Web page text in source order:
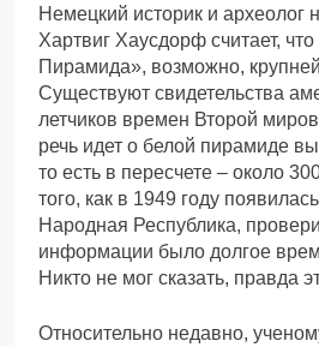
Немецкий историк и археолог
Хартвиг Хаусдорф считает,
Пирамида», возможно,
Существуют свидетельства
летчиков времен Второй
речь идет о белой пирамиде
то есть в пересчете – около
того, как в 1949 году
Народная Республика,
информации было долгое
Никто не мог сказать, правда
Относительно недавно,